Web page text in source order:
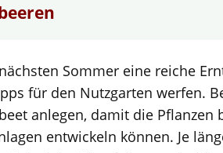
Sommer eine reiche
für den Nutzgarten werfen.
anlegen, damit die
entwickeln können. Je